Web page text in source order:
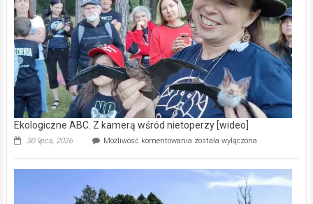
natury
[wideo]
Ekologiczne ABC. Z kamerą wśród nietoperzy [wideo]
30 lipca, 2026 Możliwość komentowania Ekologiczne
kamerą
wśród
została wyłączona